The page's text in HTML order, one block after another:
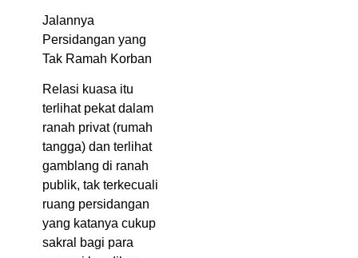
Jalannya
Persidangan yang
Tak Ramah Korban
Relasi kuasa itu
terlihat pekat dalam
ranah privat (rumah
tangga) dan terlihat
gamblang di ranah
publik, tak terkecuali
ruang persidangan
yang katanya cukup
sakral bagi para